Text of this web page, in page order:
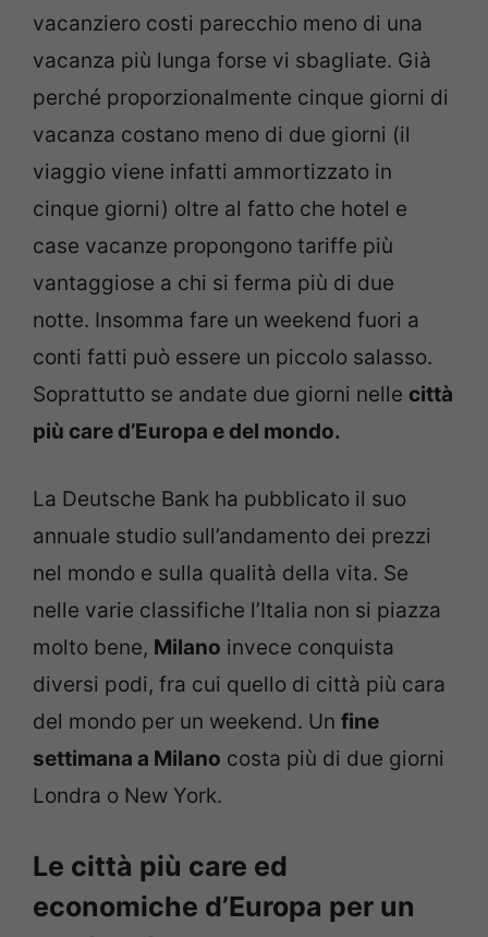
vacanziero costi parecchio meno di una
vacanza più lunga forse vi sbagliate. Già
perché proporzionalmente cinque giorni di
vacanza costano meno di due giorni (il
viaggio viene infatti ammortizzato in
cinque giorni) oltre al fatto che hotel e
case vacanze propongono tariffe più
vantaggiose a chi si ferma più di due
notte. Insomma fare un weekend fuori a
conti fatti può essere un piccolo salasso.
Soprattutto se andate due giorni nelle città
più care d’Europa e del mondo.
La Deutsche Bank ha pubblicato il suo
annuale studio sull’andamento dei prezzi
nel mondo e sulla qualità della vita. Se
nelle varie classifiche l’Italia non si piazza
molto bene, Milano invece conquista
diversi podi, fra cui quello di città più cara
del mondo per un weekend. Un fine
settimana a Milano costa più di due giorni
Londra o New York.
Le città più care ed
economiche d’Europa per un